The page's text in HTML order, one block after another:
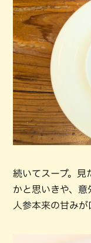
続いてスープ。見
かと思いきや、意
人参本来の甘みが